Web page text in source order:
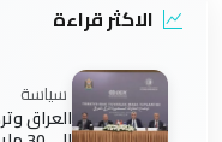
الاكثر قراءة
سياسة
العراق